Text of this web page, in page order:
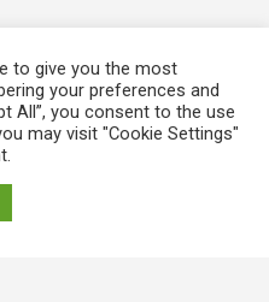
to give you the most
your preferences and
All”, you consent to the use
may visit "Cookie Settings"